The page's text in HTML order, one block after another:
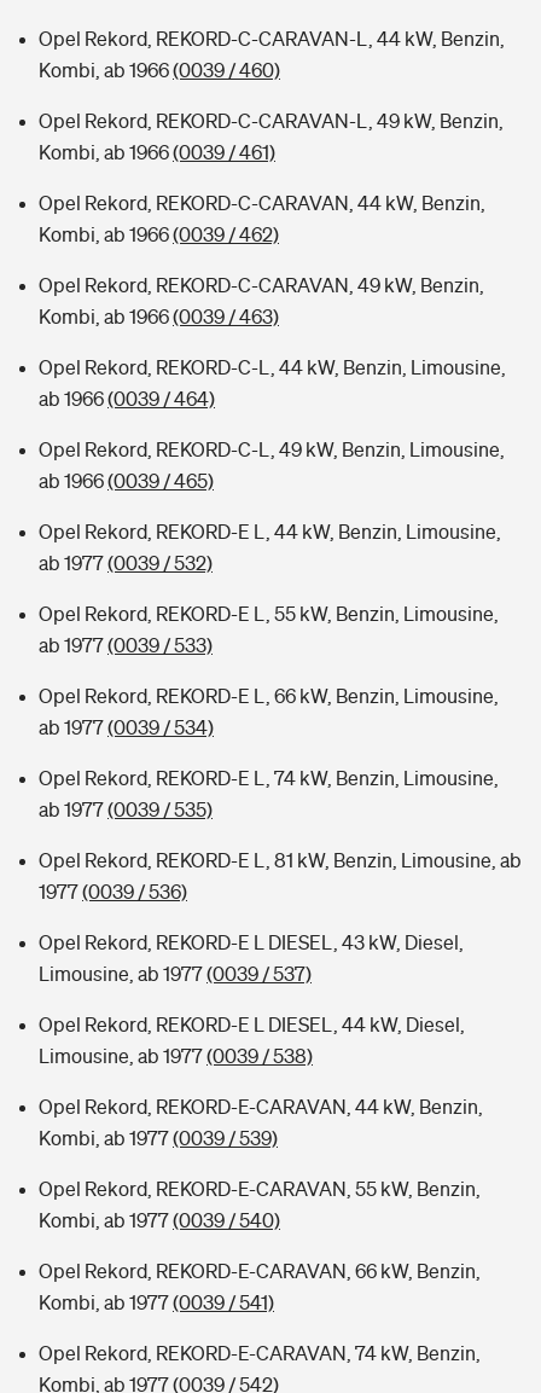
Opel Rekord, REKORD-C-CARAVAN-L, 44 kW, Benzin,
Kombi, ab 1966(0039 / 460)
Opel Rekord, REKORD-C-CARAVAN-L, 49 kW, Benzin,
Kombi, ab 1966(0039 / 461)
Opel Rekord, REKORD-C-CARAVAN, 44 kW, Benzin,
Kombi, ab 1966(0039 / 462)
Opel Rekord, REKORD-C-CARAVAN, 49 kW, Benzin,
Kombi, ab 1966(0039 / 463)
Opel Rekord, REKORD-C-L, 44 kW, Benzin, Limousine,
ab 1966(0039 / 464)
Opel Rekord, REKORD-C-L, 49 kW, Benzin, Limousine,
ab 1966(0039 / 465)
Opel Rekord, REKORD-E L, 44 kW, Benzin, Limousine,
ab 1977(0039 / 532)
Opel Rekord, REKORD-E L, 55 kW, Benzin, Limousine,
ab 1977(0039 / 533)
Opel Rekord, REKORD-E L, 66 kW, Benzin, Limousine,
ab 1977(0039 / 534)
Opel Rekord, REKORD-E L, 74 kW, Benzin, Limousine,
ab 1977(0039 / 535)
Opel Rekord, REKORD-E L, 81 kW, Benzin, Limousine, ab
1977(0039 / 536)
Opel Rekord, REKORD-E L DIESEL, 43 kW, Diesel,
Limousine, ab 1977(0039 / 537)
Opel Rekord, REKORD-E L DIESEL, 44 kW, Diesel,
Limousine, ab 1977(0039 / 538)
Opel Rekord, REKORD-E-CARAVAN, 44 kW, Benzin,
Kombi, ab 1977(0039 / 539)
Opel Rekord, REKORD-E-CARAVAN, 55 kW, Benzin,
Kombi, ab 1977(0039 / 540)
Opel Rekord, REKORD-E-CARAVAN, 66 kW, Benzin,
Kombi, ab 1977(0039 / 541)
Opel Rekord, REKORD-E-CARAVAN, 74 kW, Benzin,
Kombi, ab 1977(0039 / 542)